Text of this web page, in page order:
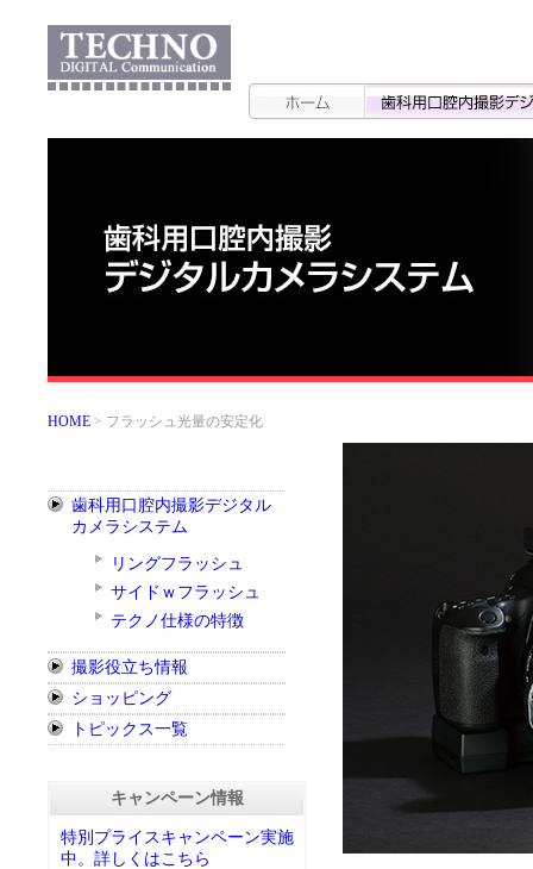
ホーム
HOME > フラッシュ光量の安定化
歯科用口腔内撮影デジタル
カメラシステム
リングフラッシュ
サイドｗフラッシュ
テクノ仕様の特徴
撮影役立ち情報
ショッピング
トピックス一覧
キャンペーン情報
特別プライスキャンペーン実施
中。詳しくはこちら